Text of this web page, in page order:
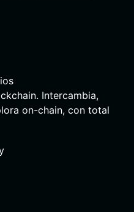
Intercambia,
on-chain, con total